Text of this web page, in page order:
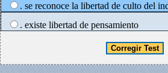
. se reconoce la libertad de culto del
. existe libertad de pensamiento